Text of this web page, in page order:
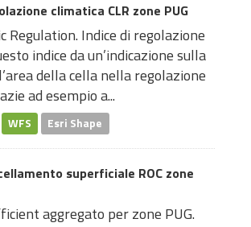
climatica CLR zone PUG
Regulation. Indice di regolazione
indice da un’indicazione sulla
della cella nella regolazione
ad esempio a...
WFS Esri Shape
superficiale ROC zone
aggregato per zone PUG.